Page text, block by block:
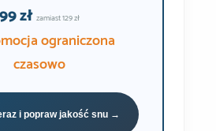
99 zł zamiast 129 zł
ograniczona
czasowo
i popraw jakość snu →